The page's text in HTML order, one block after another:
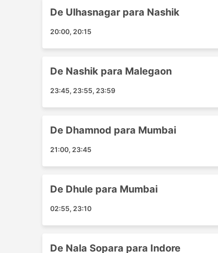
Chiplun
Yeola
Dewas Indra Gandhi Square
Chiman Bagh Square
Ganpatipule
Datala
Bhadgaon
Kasoda
Os ônibus da Jogeshwari Enterprises
De Ulhasnagar para Nashik
20:00, 20:15
De Nashik para Malegaon
23:45, 23:55, 23:59
De Dhamnod para Mumbai
21:00, 23:45
De Dhule para Mumbai
02:55, 23:10
De Nala Sopara para Indore